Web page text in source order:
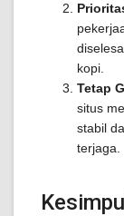
kopi.
Tetap
situs
stabil
terjaga.